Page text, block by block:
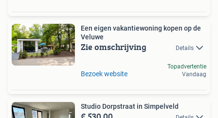
Een eigen vakantiewoning kopen op de
Veluwe
Zie omschrijving Details
Bezoek website
Topadvertentie
Vandaag
Studio Dorpstraat in Simpelveld